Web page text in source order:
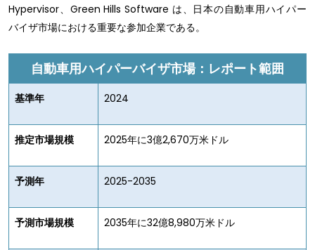
Hypervisor、Green Hills Software は、日本の自動車用ハイパー
バイザ市場における重要な参加企業である。
自動車用ハイパーバイザ市場：レポート範囲
基準年 2024
推定市場規模 2025年に3億2,670万米ドル
予測年 2025-2035
予測市場規模 2035年に32億8,980万米ドル